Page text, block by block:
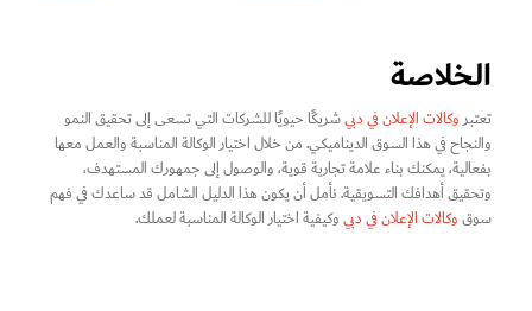
الخلاصة
تعتبروكالات الإعلان في دبيشريكًا حيويًا للشركات التي تسعى إلى تحقيق النمو
والنجاح في هذا السوق الديناميكي. من خلال اختيار الوكالة المناسبة والعمل معها
بفعالية، يمكنك بناء علامة تجارية قوية، والوصول إلى جمهورك المستهدف،
وتحقيق أهدافك التسويقية. نأمل أن يكون هذا الدليل الشامل قد ساعدك في فهم
سوقوكالات الإعلان في دبيوكيفية اختيار الوكالة المناسبة لعملك.